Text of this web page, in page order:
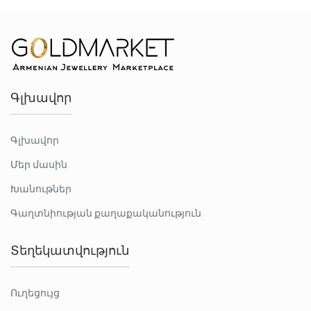
Գլխավոր
Գլխավոր
Մեր մասին
Խանութներ
Գաղտնիության քաղաքականություն
Տեղեկատվություն
Ուղեցույց